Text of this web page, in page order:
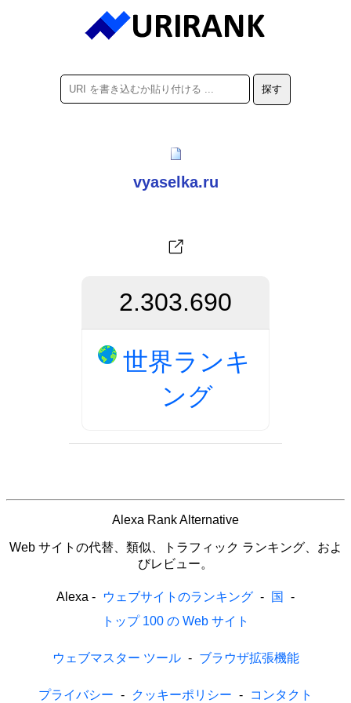
vyaselka.ru
2.303.690
世界ランキ
ング
Alexa Rank Alternative
Web サイトの代替、類似、トラフィック ランキング、およ
びレビュー。
Alexa - ウェブサイトのランキング - 国
-
トップ 100 の Web サイト
ウェブマスター ツール - ブラウザ拡張機能
プライバシー - クッキーポリシー - コンタクト